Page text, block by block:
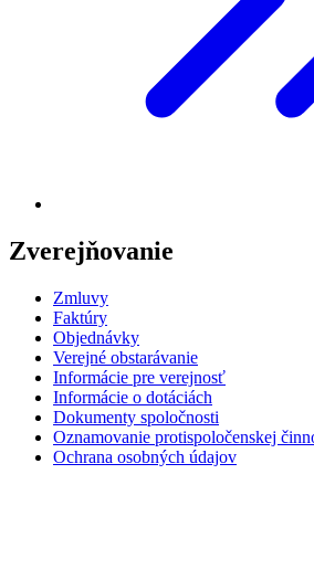
Zverejňovanie
Zmluvy
Faktúry
Objednávky
Verejné obstarávanie
Informácie pre verejnosť
Informácie o dotáciách
Dokumenty spoločnosti
Oznamovanie protispoločenskej
Ochrana osobných údajov